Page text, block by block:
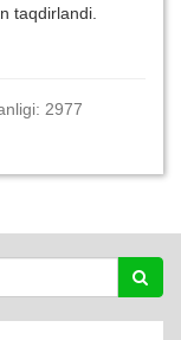
taqdirlandi.
2977